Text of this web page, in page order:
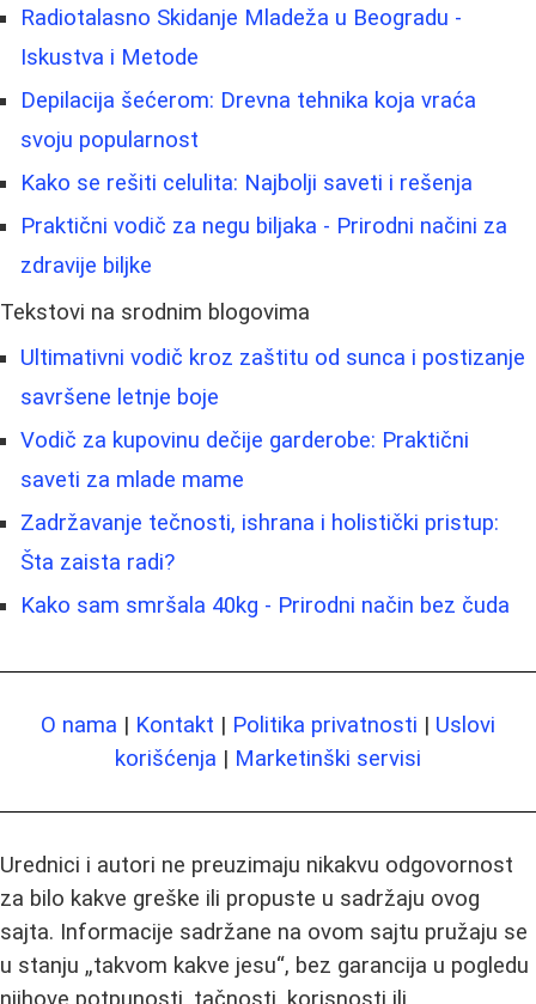
Radiotalasno Skidanje Mladeža u Beogradu -
Iskustva i Metode
Depilacija šećerom: Drevna tehnika koja vraća
svoju popularnost
Kako se rešiti celulita: Najbolji saveti i rešenja
Praktični vodič za negu biljaka - Prirodni načini za
zdravije biljke
Tekstovi na srodnim blogovima
Ultimativni vodič kroz zaštitu od sunca i postizanje
savršene letnje boje
Vodič za kupovinu dečije garderobe: Praktični
saveti za mlade mame
Zadržavanje tečnosti, ishrana i holistički pristup:
Šta zaista radi?
Kako sam smršala 40kg - Prirodni način bez čuda
O nama | Kontakt | Politika privatnosti | Uslovi
korišćenja | Marketinški servisi
Urednici i autori ne preuzimaju nikakvu odgovornost
za bilo kakve greške ili propuste u sadržaju ovog
sajta. Informacije sadržane na ovom sajtu pružaju se
u stanju „takvom kakve jesu“, bez garancija u pogledu